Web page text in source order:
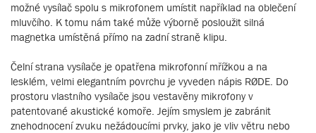
možné vysílač spolu s mikrofonem umístit například na oblečení
mluvčího. K tomu nám také může výborně posloužit silná
magnetka umístěná přímo na zadní straně klipu.
Čelní strana vysílače je opatřena mikrofonní mřížkou a na
lesklém, velmi elegantním povrchu je vyveden nápis RØDE. Do
prostoru vlastního vysílače jsou vestavěny mikrofony v
patentované akustické komoře. Jejím smyslem je zabránit
znehodnocení zvuku nežádoucími prvky, jako je vliv větru nebo